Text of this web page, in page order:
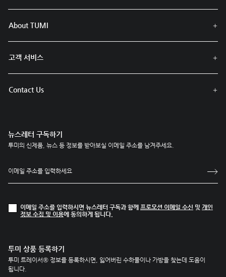
About TUMI
고객 서비스
Contact Us
뉴스레터 구독하기
투미의 신제품, 뉴스 등 정보를 받아보실 이메일 주소를 남겨주세요.
이메일 주소를 입력하시면 뉴스레터 구독과 함께 프로모션 이메일 수신 및 개인
정보 수집 및 이용에 동의하게 됩니다.
투미 상품 등록하기
투미 트레이서® 정보를 등록하시면, 잃어버린 수하물이나 가방을 찾는데 도움이
됩니다.